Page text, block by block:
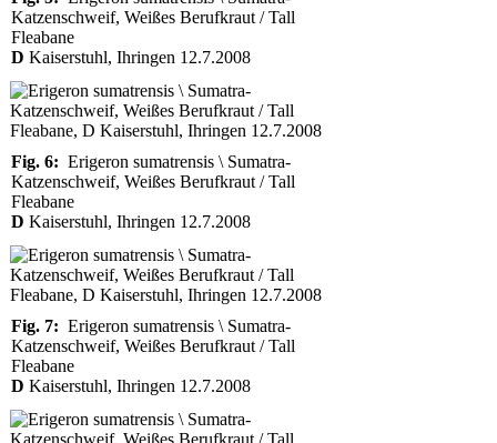
Katzenschweif, Weißes Berufkraut / Tall
Fleabane
D Kaiserstuhl, Ihringen 12.7.2008
Fig. 6: Erigeron sumatrensis \ Sumatra-
Katzenschweif, Weißes Berufkraut / Tall
Fleabane
D Kaiserstuhl, Ihringen 12.7.2008
Fig. 7: Erigeron sumatrensis \ Sumatra-
Katzenschweif, Weißes Berufkraut / Tall
Fleabane
D Kaiserstuhl, Ihringen 12.7.2008